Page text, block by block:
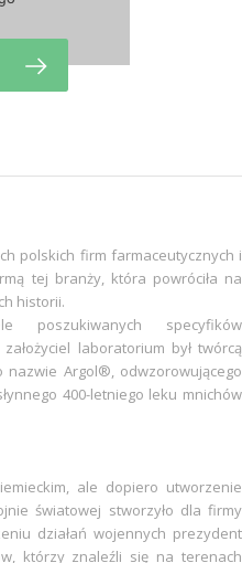
polskich firm farmaceutycznych i
tej branży, która powróciła na
historii.
poszukiwanych specyfików
laboratorium był twórcą
Argol®, odwzorowującego
400-letniego leku mnichów
ale dopiero utworzenie
światowej stworzyło dla firmy
działań wojennych prezydent
którzy znaleźli się na terenach